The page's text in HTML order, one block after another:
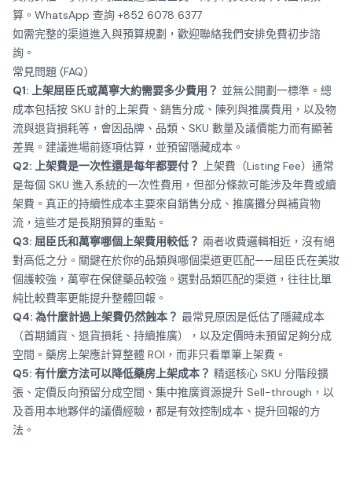
算。 WhatsApp 查詢 +852 6078 6377
如需完整的渠道進入與預算規劃，歡迎聯絡我們安排免費初步諮
詢。
常見問題 (FAQ)
Q1: 上架屈臣氏或萬寧大約需要多少費用？ 並無公開劃一標準。總
成本包括按 SKU 計的上架費、銷售分成、陳列與推廣費用，以及物
流與退貨損耗等，會因品牌、品類、SKU 數量及議價能力而有顯著
差異。建議進場前逐項估算，並預留隱藏成本。
Q2: 上架費是一次性還是每年都要付？
上架費（Listing Fee）通常
是每個 SKU 進入系統的一次性費用，但部分條款可能涉及年費或續
架費。真正的持續性成本主要來自銷售分成、推廣攤分與補貨物
流，這些才是長期預算的重點。
Q3: 屈臣氏和萬寧哪個上架費用較低？ 兩者收費邏輯相近，沒有絕
對高低之分。關鍵在於你的品類與哪個渠道更匹配——屈臣氏在美妝
個護較強，萬寧在保健藥品較強。選對品類匹配的渠道，往往比單
純比較費率更能提升整體回報。
Q4: 為什麼計過上架費仍然蝕本？ 最常見原因是低估了隱藏成本
（首期鋪貨、退貨損耗、持續推廣），以及定價時未預留足夠分成
空間。藥房上架應計算整體 ROI，而非只看單筆上架費。
Q5: 有什麼方法可以降低藥房上架成本？ 精選核心 SKU 分階段擴
張、定價反向預留分成空間、集中推廣資源提升 Sell-through，以
及善用本地夥伴的議價經驗，都是有效控制成本、提升回報的方
法。